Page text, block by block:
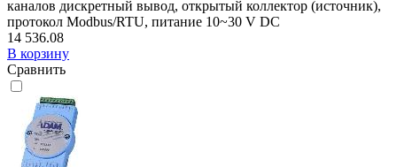
каналов дискретный вывод, открытый коллектор (источник),
протокол Modbus/RTU, питание 10~30 V DC
14 536.08
В корзину
Сравнить